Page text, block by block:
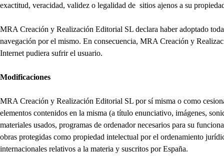
exactitud, veracidad, validez o legalidad de sitios ajenos a su
MRA Creación y Realización Editorial SL declara haber adoptado
navegación por el mismo. En consecuencia, MRA Creación y
Internet pudiera sufrir el usuario.
Modificaciones
MRA Creación y Realización Editorial SL por sí misma o como
elementos contenidos en la misma (a título enunciativo, imágenes,
materiales usados, programas de ordenador necesarios para su
obras protegidas como propiedad intelectual por el ordenamiento
internacionales relativos a la materia y suscritos por España.